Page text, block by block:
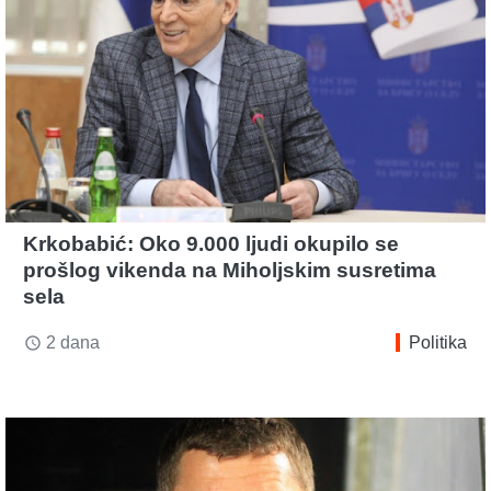
Krkobabić: Oko 9.000 ljudi okupilo se
prošlog vikenda na Miholjskim susretima
sela
access_time 2 dana Politika